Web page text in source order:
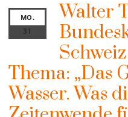
MO.
31
Walter
Thema: „Das
Wasser. Was